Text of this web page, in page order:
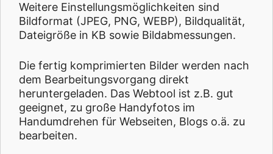
Weitere Einstellungsmöglichkeiten sind
Bildformat (JPEG, PNG, WEBP), Bildqualität,
Dateigröße in KB sowie Bildabmessungen.
Die fertig komprimierten Bilder werden nach
dem Bearbeitungsvorgang direkt
heruntergeladen. Das Webtool ist z.B. gut
geeignet, zu große Handyfotos im
Handumdrehen für Webseiten, Blogs o.ä. zu
bearbeiten.